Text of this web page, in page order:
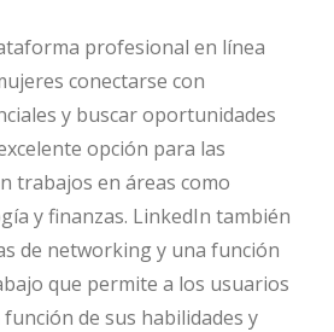
profesional en línea
conectarse con
y buscar oportunidades
opción para las
trabajos en áreas como
y finanzas. LinkedIn también
de networking y una función
que permite a los usuarios
de sus habilidades y